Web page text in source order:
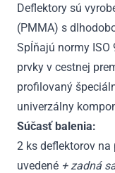
Deflektory sú
(PMMA) s
Spĺňajú normy ISO
prvky v cestnej
profilovaný
univerzálny
Súčasť balenia:
2 ks deflektorov na
uvedené + zadná